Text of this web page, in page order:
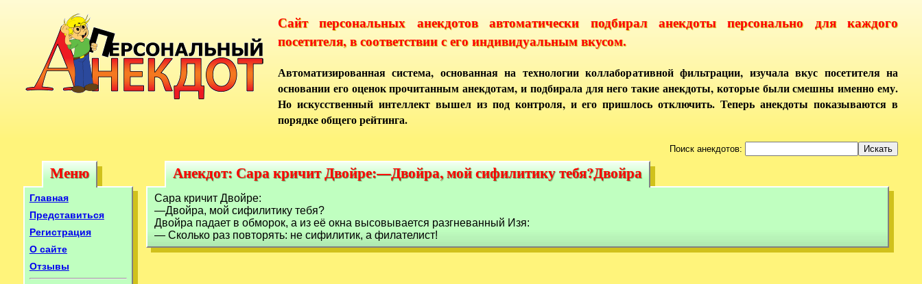
Сайт персональных анекдотов автоматически подбирал анекдоты персонально для каждого
посетителя, в соответствии с его индивидуальным вкусом.
Автоматизированная система, основанная на технологии коллаборативной фильтрации, изучала вкус посетителя на
основании его оценок прочитанным анекдотам, и подбирала для него такие анекдоты, которые были смешны именно ему.
Но искусственный интеллект вышел из под контроля, и его пришлось отключить. Теперь анекдоты показываются в
порядке общего рейтинга.
Поиск анекдотов:
Меню
Меню
Главная
Представиться
Регистрация
О сайте
Отзывы
Анекдот: Сара кричит Двойре:—Двойра, мой сифилитику тебя?Двойра
Анекдот: Сара кричит Двойре:—Двойра, мой сифилитику тебя?Двойра
Сара кричит Двойре:
—Двойра, мой сифилитику тебя?
Двойра падает в обморок, а из её окна высовывается разгневанный Изя:
— Сколько раз повторять: не сифилитик, а филателист!